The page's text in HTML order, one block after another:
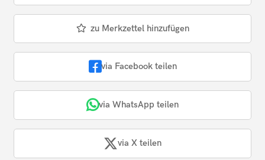
zu Merkzettel hinzufügen
via Facebook teilen
via WhatsApp teilen
via X teilen